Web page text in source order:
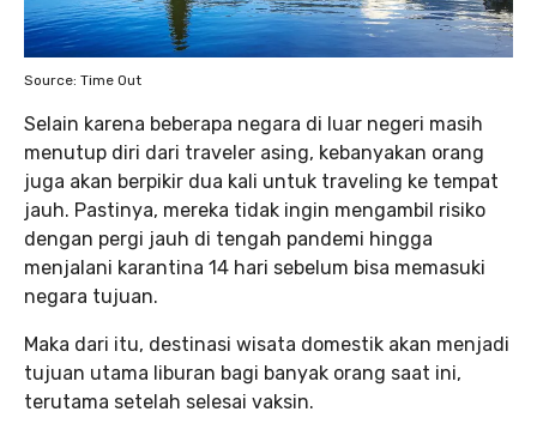
Source: Time Out
Selain karena beberapa negara di luar negeri masih
menutup diri dari traveler asing, kebanyakan orang
juga akan berpikir dua kali untuk traveling ke tempat
jauh. Pastinya, mereka tidak ingin mengambil risiko
dengan pergi jauh di tengah pandemi hingga
menjalani karantina 14 hari sebelum bisa memasuki
negara tujuan.
Maka dari itu, destinasi wisata domestik akan menjadi
tujuan utama liburan bagi banyak orang saat ini,
terutama setelah selesai vaksin.